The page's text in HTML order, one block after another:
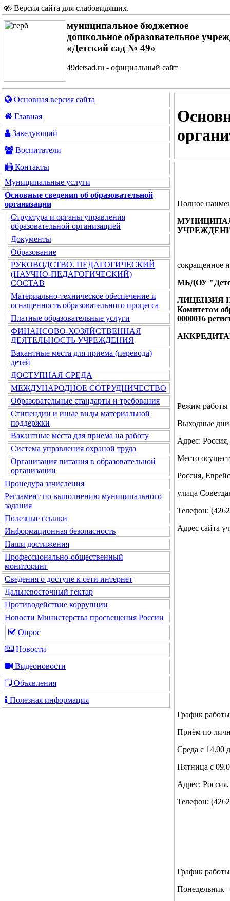
Версия сайта для слабовидящих.
муниципальное бюджетное
дошкольное образовательное
«Детский сад № 49»
49detsad.ru - официальный сайт
Основная версия сайта
Главная
Заведующий
Воспитатели
Контакты
Муниципальные услуги
Основные сведения об образовательной
организации
Структура и органы управления
образовательной организацией
Документы
Образование
РУКОВОДСТВО. ПЕДАГОГИЧЕСКИЙ
(НАУЧНО-ПЕДАГОГИЧЕСКИЙ)
СОСТАВ
Материально-техническое обеспечение и
оснащенность образовательного процесса
Платные образовательные услуги
ФИНАНСОВО-ХОЗЯЙСТВЕННАЯ
ДЕЯТЕЛЬНОСТЬ УЧРЕЖДЕНИЯ
Вакантные места для приема (перевода)
детей
ДОСТУПНАЯ СРЕДА
МЕЖДУНАРОДНОЕ СОТРУДНИЧЕСТВО
Образовательные стандарты и требования
Стипендии и иные виды материальной
поддержки
Вакантные места для приема на работу
Система управления охраной труда
Организация питания в образовательной
организации
Процедура зачисления
Регламент по выполнению муниципального
задания
Полезные ссылки
Информационная безопасность
Наши достижения
Профессионально-общественный
мониторинг
Сведения о доступе к сети интернет
Дальневосточный гектар
Противодействие коррупции
Новости Министерства просвещения России
Опрос
Новости
Видеоновости
Объявления
Полезная информация
Полное
сокращенное
МБДОУ
ЛИЦЕНЗИЯ
Комитетом
0000016
Режим
Выходные дни:
Адрес:
Место
Россия,
улица
Телефон:
Адрес сайта
График
Приём по
Среда с 14.00
Пятница с
Адрес:
Телефон:
График
Понедельник